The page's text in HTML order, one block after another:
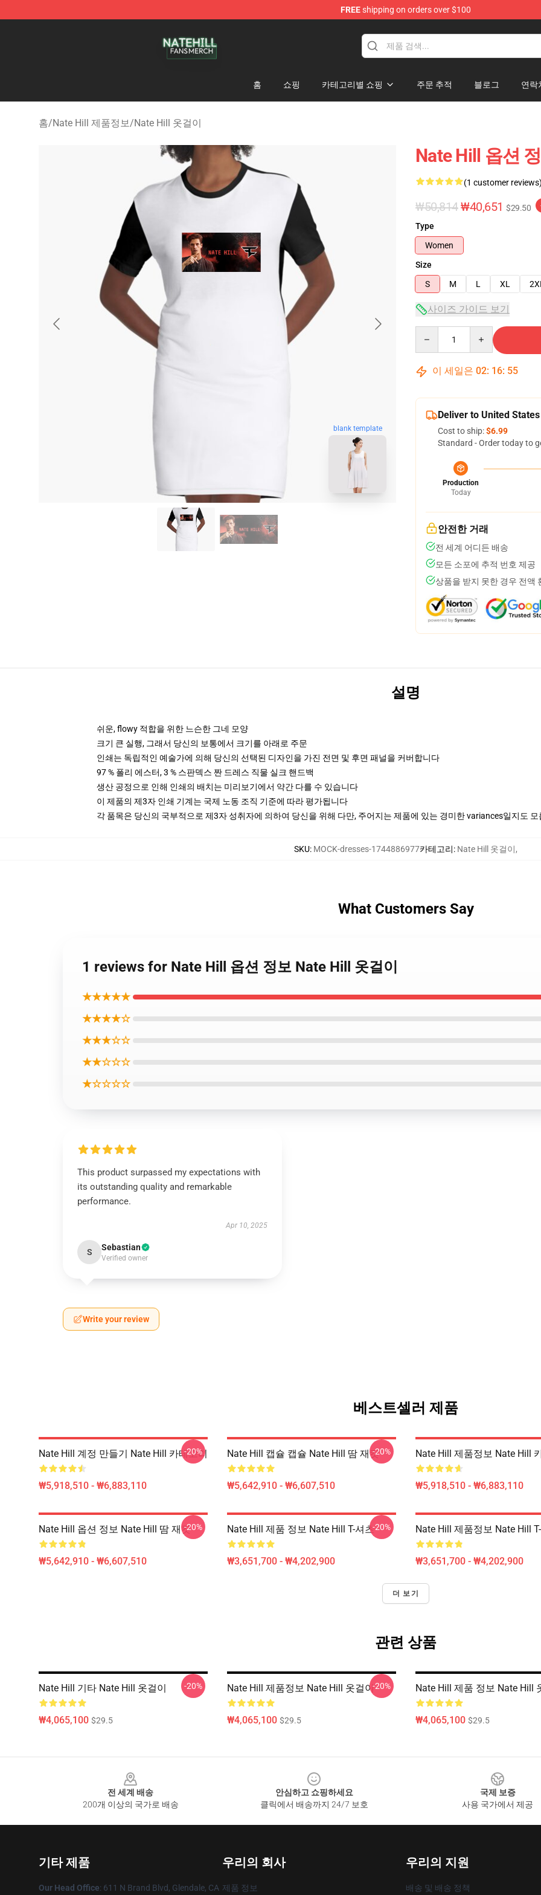
FREEshipping on orders over $100
홈 쇼핑 카테고리별 쇼핑 주문 추적 블로그 연락
홈/Nate Hill 제품정보/Nate Hill 옷걸이
blank template
Nate Hill 옵션
(1 customer
₩50,814₩40,651 $29.50
Type
Women
Size
S
M L XL
사이즈 가이드 보기
이 세일은 02: 16: 54
Deliver to United States
Cost to ship:$6.99
Standard - Order today to
Production
Today
안전한 거래
전 세계 어디든 배송
모든 소포에 추적 번호 제공
상품을 받지 못한 경우 전액
설명
쉬운, flowy 적합을 위한 느슨한 그네 모양
크기 큰 실행, 그래서 당신의 보통에서 크기를 아래로 주문
인쇄는 독립적인 예술가에 의해 당신의 선택된 디자인을 가진 전면 및 후면 패널을 커버합니다
97 % 폴리 에스터, 3 % 스판덱스 짠 드레스 직물 실크 핸드백
생산 공정으로 인해 인쇄의 배치는 미리보기에서 약간 다를 수 있습니다
이 제품의 제3자 인쇄 기계는 국제 노동 조직 기준에 따라 평가됩니다
각 품목은 당신의 국부적으로 제3자 성취자에 의하여 당신을 위해 다만, 주어지는 제품에 있는 경미한 variances일지도
SKU: MOCK-dresses-1744886977카테고리: Nate Hill 옷걸이,
What Customers Say
1 reviews for Nate Hill 옵션 정보 Nate Hill 옷걸이
★★★★★
★★★★☆
★★★☆☆
★★☆☆☆
★☆☆☆☆
This product surpassed my expectations with
its outstanding quality and remarkable
performance.
Apr 10, 2025
S Sebastian
Verified owner
Write your review
베스트셀러 제품
Nate Hill 계정 만들기 Nate Hill 카테고리
₩5,918,510 - ₩6,883,110
-20% Nate Hill 캡슐 캡슐 Nate Hill 땀 재킷
₩5,642,910 - ₩6,607,510
-20% Nate Hill 제품정보 Nate Hill
₩5,918,510 - ₩6,883,110
Nate Hill 옵션 정보 Nate Hill 땀 재킷
₩5,642,910 - ₩6,607,510
-20% Nate Hill 제품 정보 Nate Hill T-셔츠
₩3,651,700 - ₩4,202,900
-20% Nate Hill 제품정보 Nate Hill
₩3,651,700 - ₩4,202,900
더 보기
관련 상품
Nate Hill 기타 Nate Hill 옷걸이
₩4,065,100 $29.5
-20% Nate Hill 제품정보 Nate Hill 옷걸이
₩4,065,100 $29.5
-20% Nate Hill 제품 정보 Nate Hill
₩4,065,100 $29.5
전 세계 배송
200개 이상의 국가로 배송
안심하고 쇼핑하세요
클릭에서 배송까지 24/7 보호
국제 보증
사용 국가에서 제공
기타 제품
Our Head Office: 611 N Brand Blvd, Glendale, CA
우리의 회사
제품 정보
우리의 지원
배송 및 배송 정책